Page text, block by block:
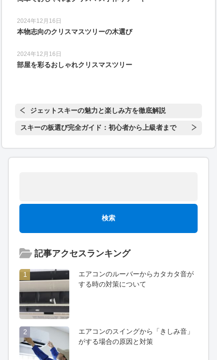
2024年12月16日
本物志向のクリスマスツリーの木選び
2024年12月16日
部屋を彩るおしゃれクリスマスツリー
ジェットスキーの魅力と楽しみ方を徹底解説
スキーの板選び完全ガイド：初心者から上級者まで
記事アクセスランキング
1
エアコンのルーバーからカタカタ音が
する時の対策について
2
エアコンのスイングから「きしみ音」
がする場合の原因と対策